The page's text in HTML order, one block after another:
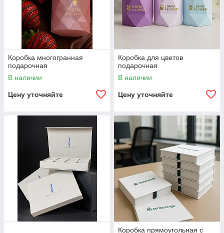
Коробка многогранная
подарочная
В наличии
Цену уточняйте
Коробка для цветов
подарочная
В наличии
Цену уточняйте
Коробка прямоугольная с